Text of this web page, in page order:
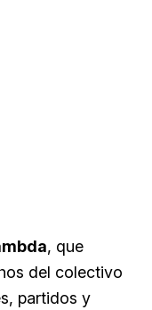
, que
del colectivo
partidos y